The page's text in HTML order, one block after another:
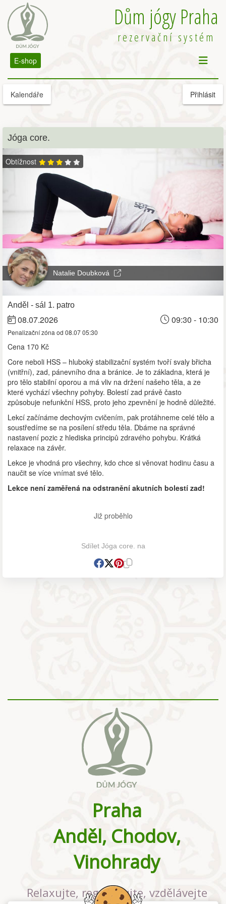
Dům jógy Praha
rezervační systém
E-shop
Kalendáře Přihlásit
Jóga core.
Obtížnost
Natalie Doubková
Anděl - sál 1. patro
08.07.2026 09:30 - 10:30
Penalizační zóna od 08.07 05:30
Cena 170 Kč
Core neboli HSS – hluboký stabilizační systém tvoří svaly břicha
(vnitřní), zad, pánevního dna a bránice. Je to základna, která je
pro tělo stabilní oporou a má vliv na držení našeho těla, a ze
které vychází všechny pohyby. Bolestí zad právě často
způsobuje nefunkční HSS, proto jeho zpevnění je hodně důležité.
Lekcí začínáme dechovým cvičením, pak protáhneme celé tělo a
soustředíme se na posílení středu těla. Dbáme na správné
nastavení pozic z hlediska principů zdravého pohybu. Krátká
relaxace na závěr.
Lekce je vhodná pro všechny, kdo chce si věnovat hodinu času a
naučit se více vnímat své tělo.
Lekce není zaměřená na odstranění akutních bolestí zad!
Již proběhlo
Sdílet Jóga core. na
Praha
Anděl, Chodov,
Vinohrady
Relaxujte, regenerujte, vzdělávejte